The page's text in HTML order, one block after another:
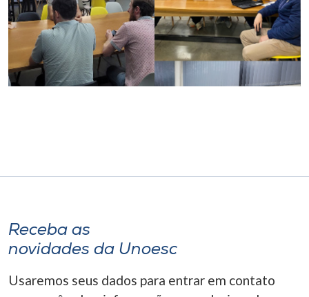
Receba as
novidades da Unoesc
Usaremos seus dados para entrar em contato